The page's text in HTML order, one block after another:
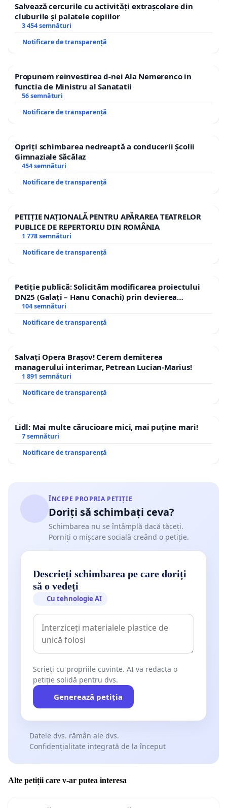
Salvează cercurile cu activități extrașcolare din
cluburile și palatele copiilor
3 454 semnături
Notificare de transparență
Propunem reinvestirea d-nei Ala Nemerenco in
functia de Ministru al Sanatatii
56 semnături
Notificare de transparență
Opriți schimbarea nedreaptă a conducerii Școlii
Gimnaziale Săcălaz
454 semnături
Notificare de transparență
PETIȚIE NAȚIONALĂ PENTRU APĂRAREA TEATRELOR
PUBLICE DE REPERTORIU DIN ROMÂNIA
1 778 semnături
Notificare de transparență
Petiție publică: Solicităm modificarea proiectului
DN25 (Galați – Hanu Conachi) prin devierea
traseului în afara localităților!
104 semnături
Notificare de transparență
Salvați Opera Brașov! Cerem demiterea
managerului interimar, Petrean Lucian-Marius!
1 891 semnături
Notificare de transparență
Lidl: Mai multe cărucioare mici, mai puține mari!
7 semnături
Notificare de transparență
ÎNCEPE PROPRIA PETIȚIE
Doriți să schimbați ceva?
Schimbarea nu se întâmplă dacă tăceți.
Porniți o mișcare socială creând o petiție.
Descrieți schimbarea pe care doriți
să o vedeți
Cu tehnologie AI
Scrieți cu propriile cuvinte. AI va redacta o
petiție solidă pentru dvs.
Generează petiția
Datele dvs. rămân ale dvs.
Confidențialitate integrată de la început
Alte petiții care v-ar putea interesa